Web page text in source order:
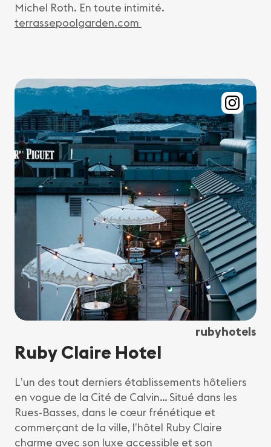
Michel Roth. En toute intimité.
terrassepoolgarden.com
rubyhotels
Ruby Claire Hotel
L’un des tout derniers établissements hôteliers
en vogue de la Cité de Calvin… Situé dans les
Rues-Basses, dans le cœur frénétique et
commerçant de la ville, l’hôtel Ruby Claire
charme avec son luxe accessible et son